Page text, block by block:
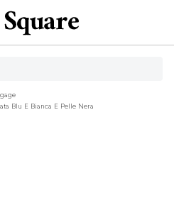
Blu E Bianca E Pelle Nera